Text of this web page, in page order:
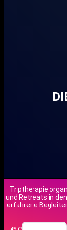
Triptherapie
und Retreats in
erfahrene
NL
EN